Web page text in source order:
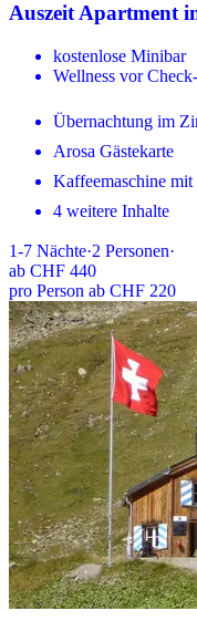
Auszeit Apartment
kostenlose Minibar
Wellness vor
Übernachtung im
Arosa Gästekarte
Kaffeemaschine mit
4 weitere Inhalte
1-7 Nächte·2 Personen·
ab CHF 440
pro Person ab CHF 220